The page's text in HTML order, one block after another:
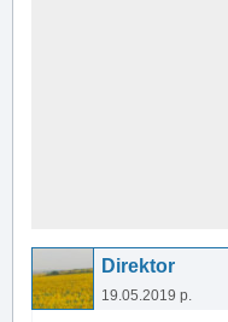
Direktor
19.05.2019 р.